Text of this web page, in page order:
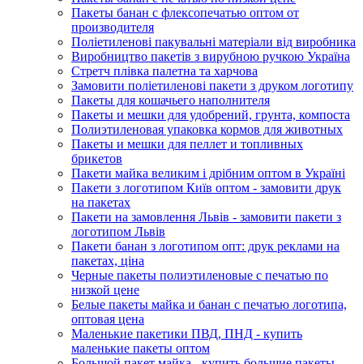
Пакеты банан с флексопечатью оптом от
производителя
Поліетиленові пакувальні матеріали від виробника
Виробництво пакетів з вирубною ручкою Україна
Стретч плівка палетна та харчова
Замовити поліетиленові пакети з друком логотипу
Пакеты для кошачьего наполнителя
Пакеты и мешки для удобрений, грунта, компоста
Полиэтиленовая упаковка кормов для животных
Пакеты и мешки для пеллет и топливных
брикетов
Пакети майка великим і дрібним оптом в Україні
Пакети з логотипом Київ оптом - замовити друк
на пакетах
Пакети на замовлення Львів - замовити пакети з
логотипом Львів
Пакети банан з логотипом опт: друк реклами на
пакетах, ціна
Черные пакеты полиэтиленовые с печатью по
низкой цене
Белые пакеты майка и банан с печатью логотипа,
оптовая цена
Маленькие пакетики ПВД, ПНД - купить
маленькие пакеты оптом